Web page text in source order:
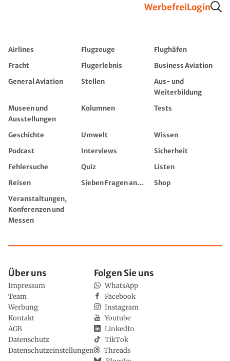
WerbefreiLogin
Airlines Flugzeuge
Flughäfen
Fracht
Flugerlebnis
Business Aviation
General Aviation
Stellen
Aus- und
Weiterbildung
Museen und
Ausstellungen
Kolumnen Tests
Geschichte Umwelt
Wissen
Podcast
Interviews
Sicherheit
Fehlersuche
Quiz
Listen
Reisen
Sieben Fragen an...
Shop
Veranstaltungen,
Konferenzen und
Messen
Über uns
Impressum
Team
Werbung
Kontakt
AGB
Datenschutz
Datenschutzeinstellungen
Folgen Sie uns
WhatsApp
Facebook
Instagram
Youtube
LinkedIn
TikTok
Threads